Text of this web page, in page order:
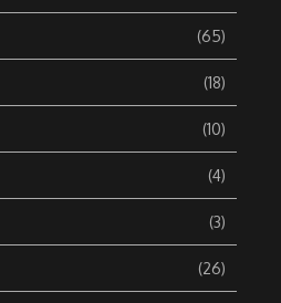
(65)
(18)
(10)
(4)
(3)
(26)